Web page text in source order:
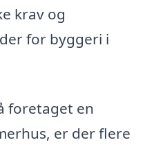
krav og
for byggeri i
foretaget en
er der flere